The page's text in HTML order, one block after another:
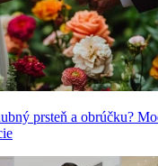
prsteň a obrúčku?